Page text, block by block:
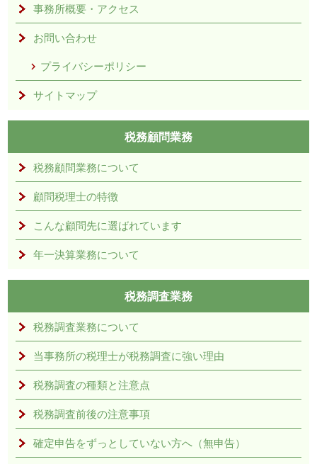
事務所概要・アクセス
お問い合わせ
プライバシーポリシー
サイトマップ
税務顧問業務
税務顧問業務について
顧問税理士の特徴
こんな顧問先に選ばれています
年一決算業務について
税務調査業務
税務調査業務について
当事務所の税理士が税務調査に強い理由
税務調査の種類と注意点
税務調査前後の注意事項
確定申告をずっとしていない方へ（無申告）